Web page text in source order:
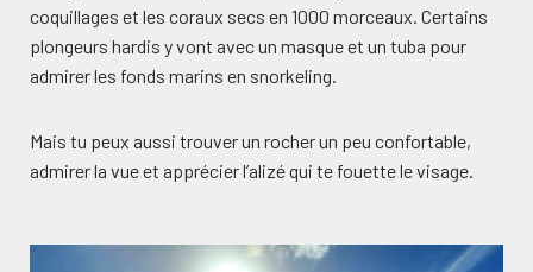
coquillages et les coraux secs en 1000 morceaux. Certains
plongeurs hardis y vont avec un masque et un tuba pour
admirer les fonds marins en snorkeling.
Mais tu peux aussi trouver un rocher un peu confortable,
admirer la vue et apprécier l’alizé qui te fouette le visage.